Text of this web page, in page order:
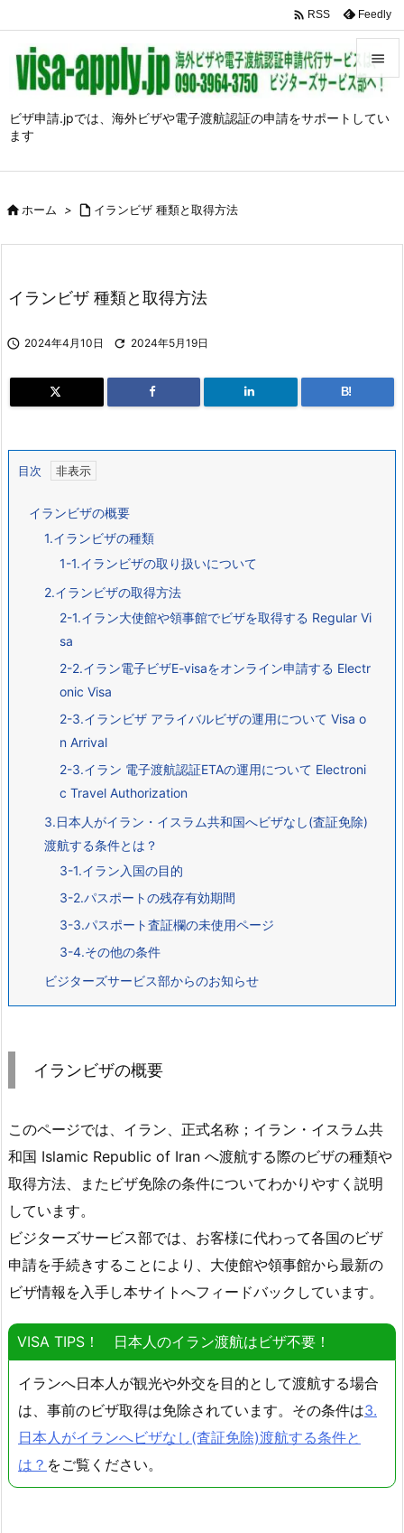
ビザ申請.jpでは、海外ビザや電子渡航認証の申請をサポートしてい
ます


メニュ
 RSS Feedly
ホーム >  イランビザ 種類と取得方法
イランビザ 種類と取得方法
 2024年4月10日  2024年5月19日
B!
目次
イランビザの概要
1.イランビザの種類
1-1.イランビザの取り扱いについて
2.イランビザの取得方法
2-1.イラン大使館や領事館でビザを取得する Regular Vi
sa
2-2.イラン電子ビザE-visaをオンライン申請する Electr
onic Visa
2-3.イランビザ アライバルビザの運用について Visa o
n Arrival
2-3.イラン 電子渡航認証ETAの運用について Electroni
c Travel Authorization
3.日本人がイラン・イスラム共和国へビザなし(査証免除)
渡航する条件とは？
3-1.イラン入国の目的
3-2.パスポートの残存有効期間
3-3.パスポート査証欄の未使用ページ
3-4.その他の条件
ビジターズサービス部からのお知らせ
イランビザの概要
このページでは、イラン、正式名称；イラン・イスラム共
和国 Islamic Republic of Iran へ渡航する際のビザの種類や
取得方法、またビザ免除の条件についてわかりやすく説明
しています。
ビジターズサービス部では、お客様に代わって各国のビザ
申請を手続きすることにより、大使館や領事館から最新の
ビザ情報を入手し本サイトへフィードバックしています。
VISA TIPS！ 日本人のイラン渡航はビザ不要！
イランへ日本人が観光や外交を目的として渡航する場合
は、事前のビザ取得は免除されています。その条件は3.
日本人がイランへビザなし(査証免除)渡航する条件と
は？ をご覧ください。